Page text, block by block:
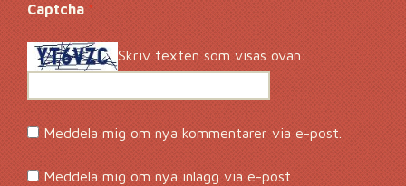
Captcha*
Skriv texten som visas ovan:
Meddela mig om nya kommentarer via e-post.
Meddela mig om nya inlägg via e-post.